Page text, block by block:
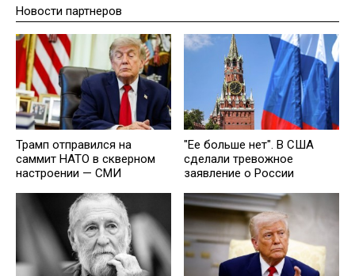
Новости партнеров
Трамп отправился на
саммит НАТО в скверном
настроении — СМИ
"Ее больше нет". В США
сделали тревожное
заявление о России